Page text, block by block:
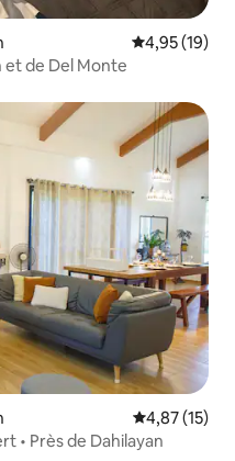
Évaluation
4,95 (19)
et de Del Monte
Évaluation
4,87 (15)
• Près de Dahilayan